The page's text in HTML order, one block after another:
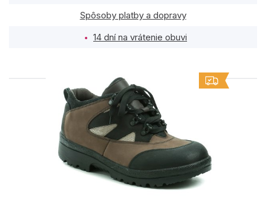
Spôsoby platby a dopravy
14 dní na vrátenie obuvi
PODOBNÉ PRODUKTY